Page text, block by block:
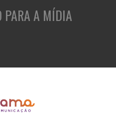
PARA A MÍDIA